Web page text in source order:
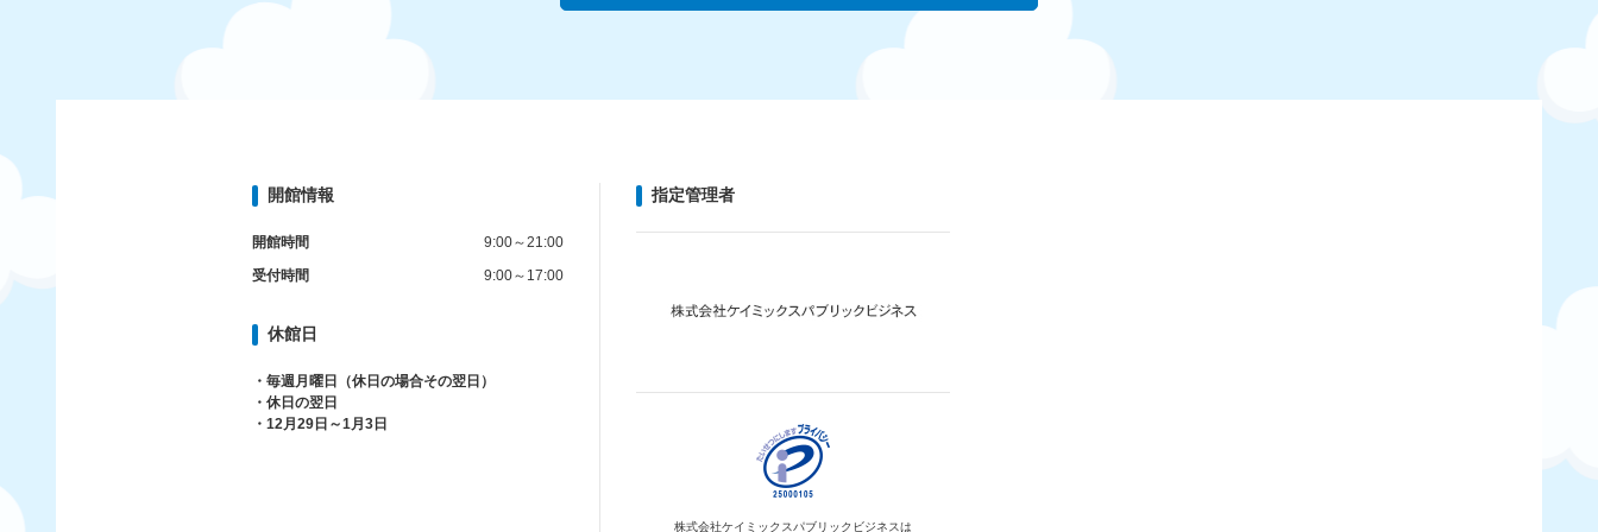
開館情報
開館時間
9:00～21:00
受付時間
9:00～17:00
休館日
・毎週月曜日（休日の場合その翌日）
・休日の翌日
・12月29日～1月3日
指定管理者
株式会社ケイミックスパブリックビジネスは